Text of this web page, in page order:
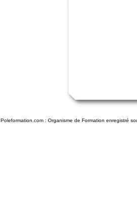
Poleformation.com : Organisme de Formation enregistré